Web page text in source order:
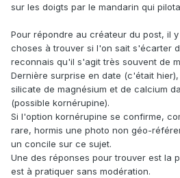
sur les doigts par le mandarin qui
Pour répondre au créateur du post, il
choses à trouver si l'on sait s'écarter
reconnais qu'il s'agit très souvent de
Dernière surprise en date (c'était
silicate de magnésium et de calcium
(possible kornérupine).
Si l'option kornérupine se confirme,
rare, hormis une photo non géo-
un concile sur ce sujet.
Une des réponses pour trouver est la
est à pratiquer sans modération.